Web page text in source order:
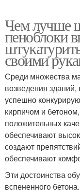
Чем лучше
пеноблоки
своими
Среди множества
возведения
успешно
кирпичом и
положительных
обеспечивают
создают
обеспечивают
Эти достоинства
вспененного